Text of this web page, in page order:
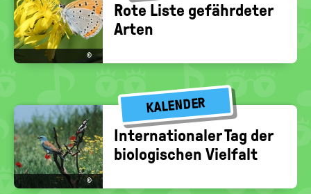
©
Rote Liste ge­fähr­de­ter
Arten
KALENDER
©
In­ter­na­tio­na­ler Tag der
bio­lo­gi­schen Viel­falt